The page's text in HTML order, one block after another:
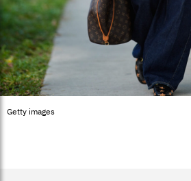
Getty images